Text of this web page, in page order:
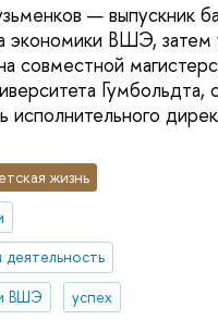
— выпускник
экономики ВШЭ, затем
совместной
Гумбольдта,
исполнительного
жизнь
деятельность
ВШЭ
успех